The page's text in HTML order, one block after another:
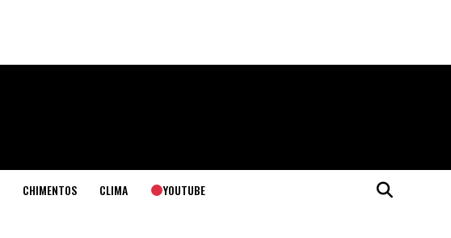
CHIMENTOS CLIMA YOUTUBE